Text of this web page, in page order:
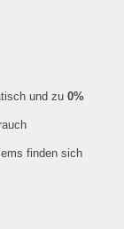
und zu 0%
finden sich